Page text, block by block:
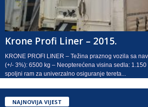
Krone Profi Liner – 2015.
KRONE PROFI LINER – Težina praznog vozila sa
(+/- 3%): 6500 kg – Neopterećena visina sedla:
spoljni ram za univerzalno osiguranje tereta...
NAJNOVIJA VIJEST